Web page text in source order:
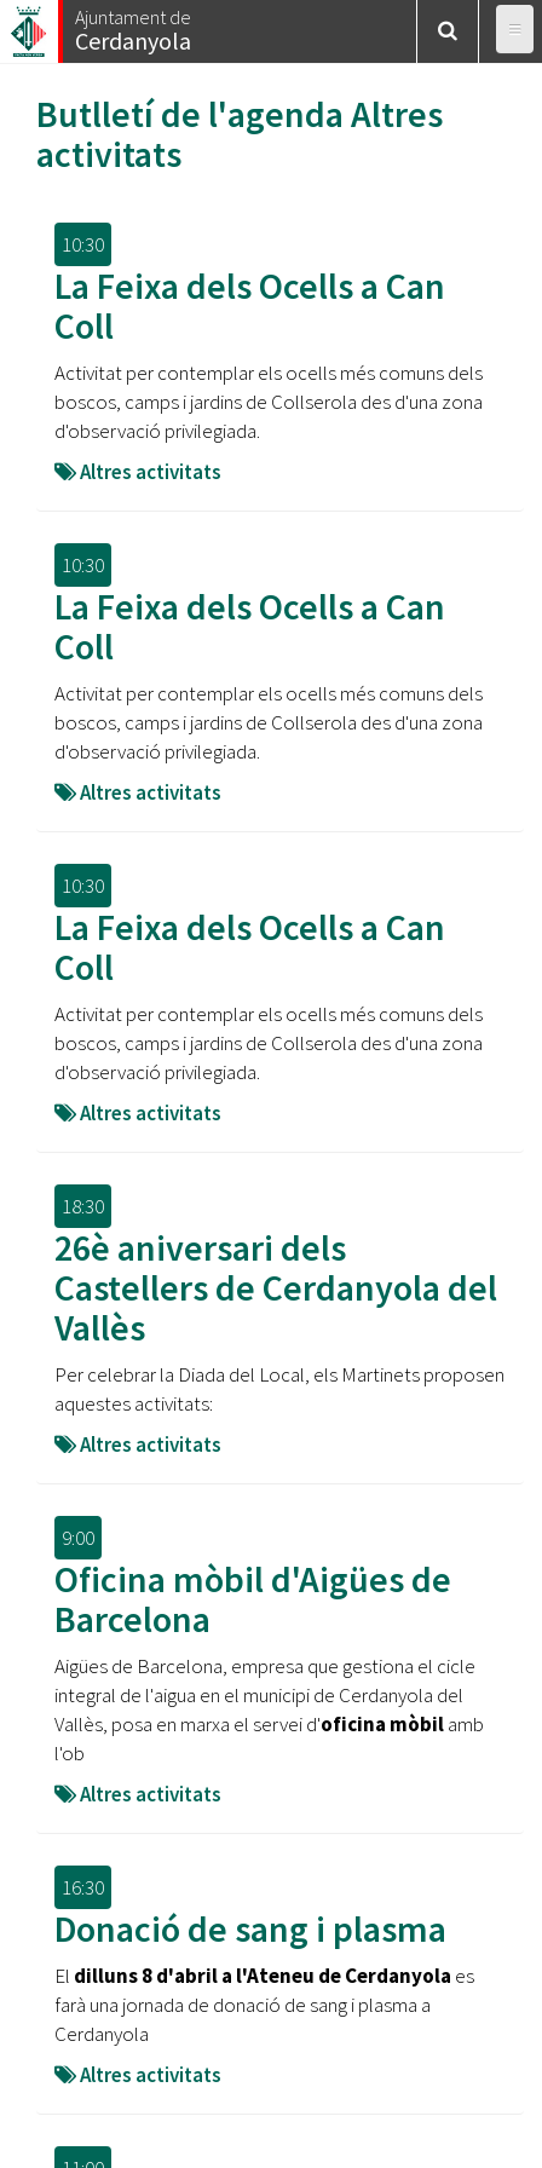
Vés
al
Ajuntament de
Cerdanyola
Butlletí de l'agenda Altres
activitats
10:30
La Feixa dels Ocells a Can
Coll
Activitat per contemplar els ocells més comuns dels
boscos, camps i jardins de Collserola des d'una zona
d'observació privilegiada.
Altres activitats
10:30
La Feixa dels Ocells a Can
Coll
Activitat per contemplar els ocells més comuns dels
boscos, camps i jardins de Collserola des d'una zona
d'observació privilegiada.
Altres activitats
10:30
La Feixa dels Ocells a Can
Coll
Activitat per contemplar els ocells més comuns dels
boscos, camps i jardins de Collserola des d'una zona
d'observació privilegiada.
Altres activitats
18:30
26è aniversari dels
Castellers de Cerdanyola del
Vallès
Per celebrar la Diada del Local, els Martinets proposen
aquestes activitats:
Altres activitats
9:00
Oficina mòbil d'Aigües de
Barcelona
Aigües de Barcelona, empresa que gestiona el cicle
integral de l'aigua en el municipi de Cerdanyola del
Vallès, posa en marxa el servei d'oficina mòbilamb
l'ob
Altres activitats
16:30
Donació de sang i plasma
El dilluns 8 d'abril a l'Ateneu de Cerdanyola es
farà una jornada de donació de sang i plasma a
Cerdanyola
Altres activitats